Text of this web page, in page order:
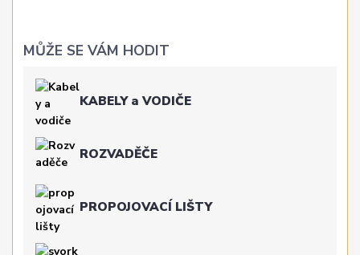
MŮŽE SE VÁM HODIT
KABELY a VODIČE
ROZVADĚČE
PROPOJOVACÍ LIŠTY